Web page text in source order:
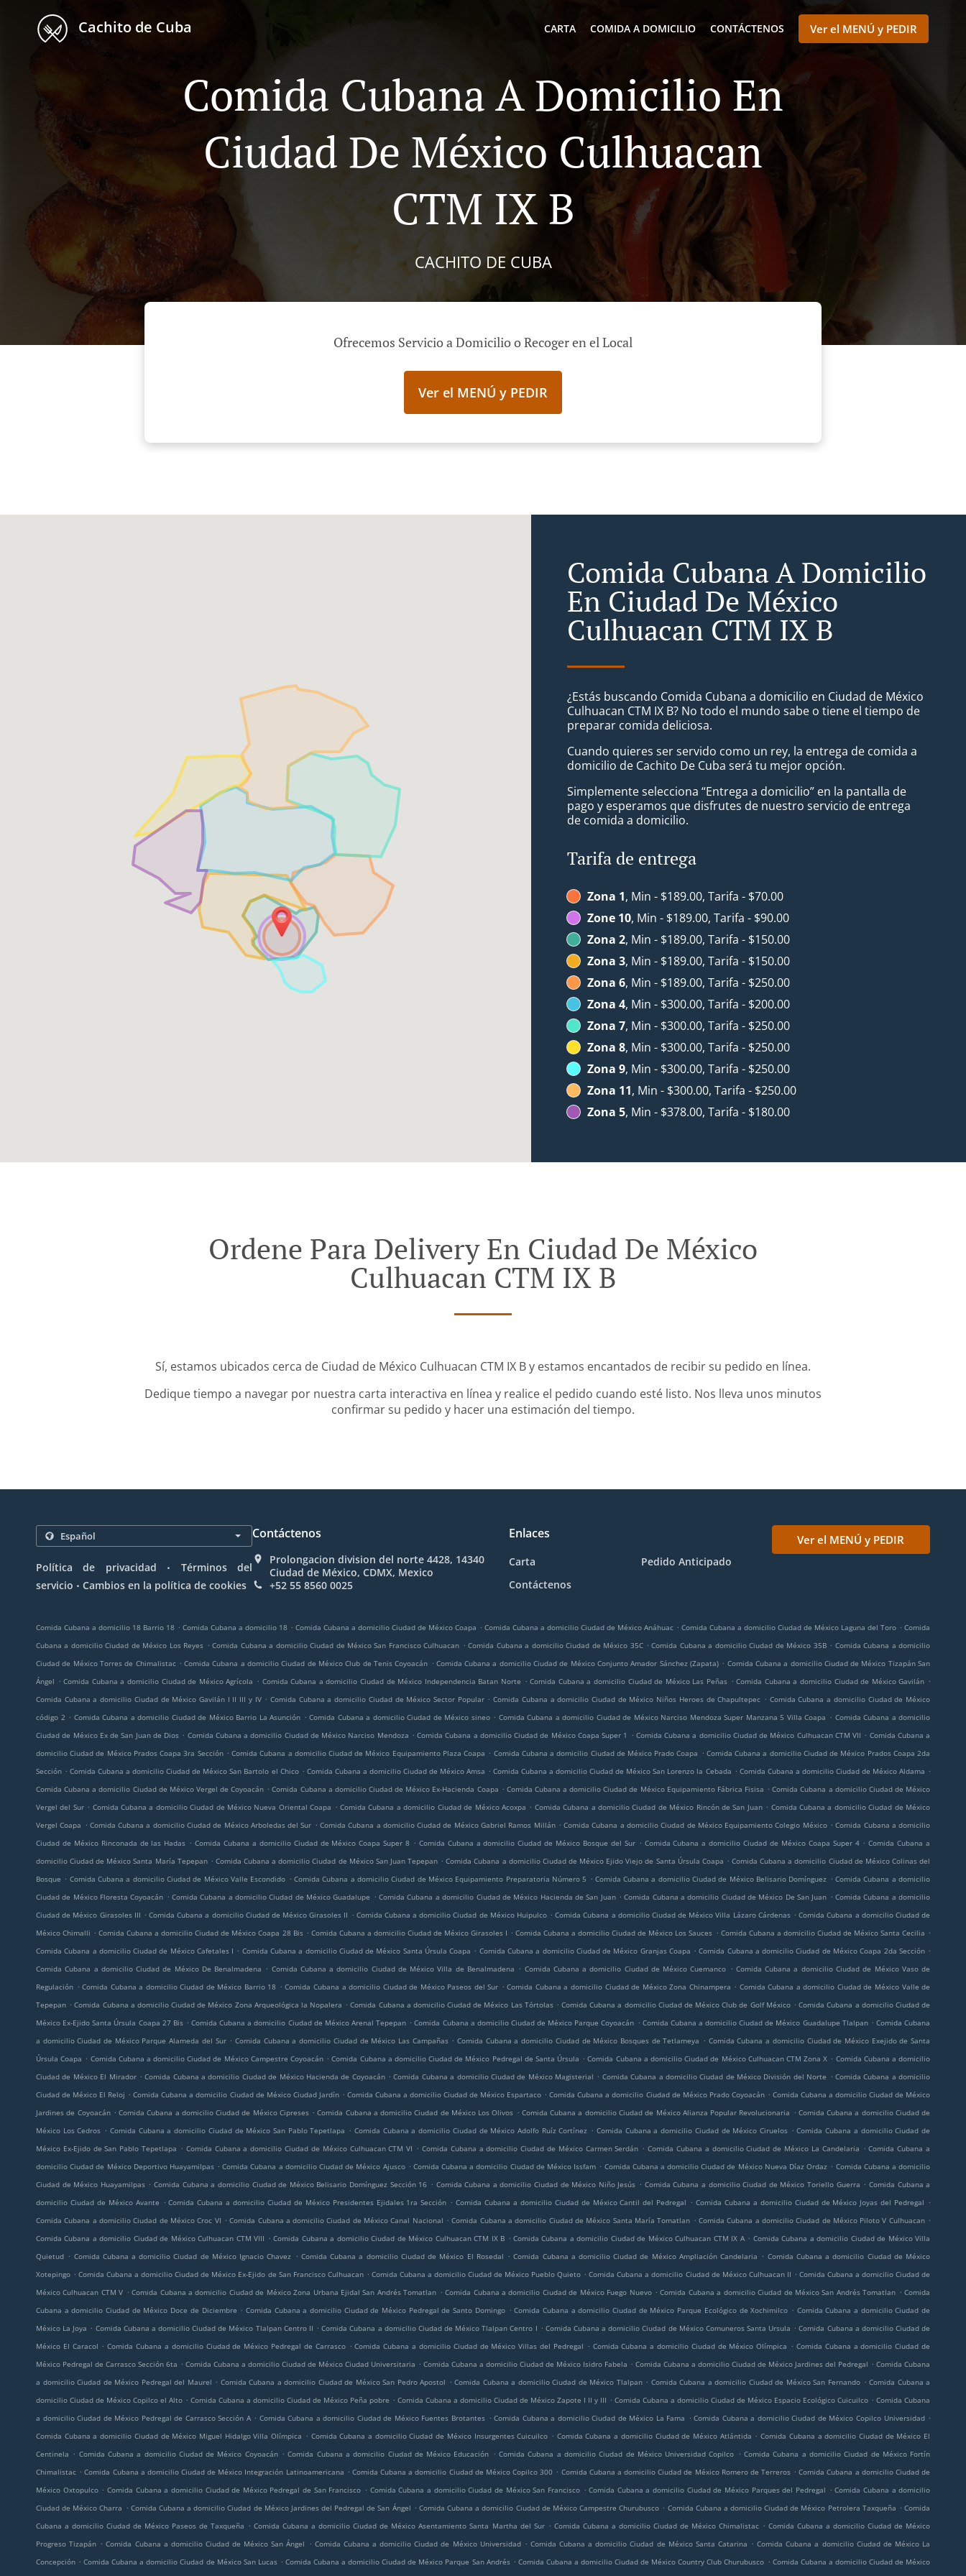
Cachito de Cuba CARTA COMIDA A DOMICILIO CONTÁCTENOS Ver el MENÚ y PEDIR
Comida Cubana A Domicilio En
Ciudad De México Culhuacan
CTM IX B
CACHITO DE CUBA
Ofrecemos Servicio a Domicilio o Recoger en el Local
Ver el MENÚ y PEDIR
Comida Cubana A Domicilio
En Ciudad De México
Culhuacan CTM IX B
¿Estás buscando Comida Cubana a domicilio en Ciudad de México
Culhuacan CTM IX B? No todo el mundo sabe o tiene el tiempo de
preparar comida deliciosa.
Cuando quieres ser servido como un rey, la entrega de comida a
domicilio de Cachito De Cuba será tu mejor opción.
Simplemente selecciona “Entrega a domicilio” en la pantalla de
pago y esperamos que disfrutes de nuestro servicio de entrega
de comida a domicilio.
Tarifa de entrega
Zona 1, Min - $189.00, Tarifa - $70.00
Zone 10, Min - $189.00, Tarifa - $90.00
Zona 2, Min - $189.00, Tarifa - $150.00
Zona 3, Min - $189.00, Tarifa - $150.00
Zona 6, Min - $189.00, Tarifa - $250.00
Zona 4, Min - $300.00, Tarifa - $200.00
Zona 7, Min - $300.00, Tarifa - $250.00
Zona 8, Min - $300.00, Tarifa - $250.00
Zona 9, Min - $300.00, Tarifa - $250.00
Zona 11, Min - $300.00, Tarifa - $250.00
Zona 5, Min - $378.00, Tarifa - $180.00
Ordene Para Delivery En Ciudad De México
Culhuacan CTM IX B
Sí, estamos ubicados cerca de Ciudad de México Culhuacan CTM IX B y estamos encantados de recibir su pedido en línea.
Dedique tiempo a navegar por nuestra carta interactiva en línea y realice el pedido cuando esté listo. Nos lleva unos minutos
confirmar su pedido y hacer una estimación del tiempo.
Política de privacidad .
Términos del
servicio . Cambios en la política de cookies
Contáctenos
Prolongacion division del norte 4428, 14340
Ciudad de México, CDMX, Mexico
+52 55 8560 0025
Enlaces
Carta
Pedido Anticipado
Contáctenos
Ver el MENÚ y PEDIR
Comida Cubana a domicilio 18 Barrio 18 . Comida Cubana a domicilio 18 . Comida Cubana a domicilio Ciudad de México Coapa . Comida Cubana a domicilio Ciudad de México Anáhuac . Comida Cubana a domicilio Ciudad de México Laguna del Toro . Comida
Cubana a domicilio Ciudad de México Los Reyes . Comida Cubana a domicilio Ciudad de México San Francisco Culhuacan . Comida Cubana a domicilio Ciudad de México 35C . Comida Cubana a domicilio Ciudad de México 35B . Comida Cubana a domicilio
Ciudad de México Torres de Chimalistac . Comida Cubana a domicilio Ciudad de México Club de Tenis Coyoacán . Comida Cubana a domicilio Ciudad de México Conjunto Amador Sánchez (Zapata) . Comida Cubana a domicilio Ciudad de México Tizapán San
Ángel . Comida Cubana a domicilio Ciudad de México Agrícola . Comida Cubana a domicilio Ciudad de México Independencia Batan Norte . Comida Cubana a domicilio Ciudad de México Las Peñas . Comida Cubana a domicilio Ciudad de México Gavilán .
Comida Cubana a domicilio Ciudad de México Gavilán I II III y IV . Comida Cubana a domicilio Ciudad de México Sector Popular . Comida Cubana a domicilio Ciudad de México Niños Heroes de Chapultepec . Comida Cubana a domicilio Ciudad de México
código 2 . Comida Cubana a domicilio Ciudad de México Barrio La Asunción . Comida Cubana a domicilio Ciudad de México sineo . Comida Cubana a domicilio Ciudad de México Narciso Mendoza Super Manzana 5 Villa Coapa . Comida Cubana a domicilio
Ciudad de México Ex de San Juan de Dios . Comida Cubana a domicilio Ciudad de México Narciso Mendoza . Comida Cubana a domicilio Ciudad de México Coapa Super 1 . Comida Cubana a domicilio Ciudad de México Culhuacan CTM VII . Comida Cubana a
domicilio Ciudad de México Prados Coapa 3ra Sección . Comida Cubana a domicilio Ciudad de México Equipamiento Plaza Coapa . Comida Cubana a domicilio Ciudad de México Prado Coapa . Comida Cubana a domicilio Ciudad de México Prados Coapa 2da
Sección . Comida Cubana a domicilio Ciudad de México San Bartolo el Chico . Comida Cubana a domicilio Ciudad de México Amsa . Comida Cubana a domicilio Ciudad de México San Lorenzo la Cebada . Comida Cubana a domicilio Ciudad de México Aldama .
Comida Cubana a domicilio Ciudad de México Vergel de Coyoacán . Comida Cubana a domicilio Ciudad de México Ex-Hacienda Coapa . Comida Cubana a domicilio Ciudad de México Equipamiento Fábrica Fisisa . Comida Cubana a domicilio Ciudad de México
Vergel del Sur . Comida Cubana a domicilio Ciudad de México Nueva Oriental Coapa . Comida Cubana a domicilio Ciudad de México Acoxpa . Comida Cubana a domicilio Ciudad de México Rincón de San Juan . Comida Cubana a domicilio Ciudad de México
Vergel Coapa . Comida Cubana a domicilio Ciudad de México Arboledas del Sur . Comida Cubana a domicilio Ciudad de México Gabriel Ramos Millán . Comida Cubana a domicilio Ciudad de México Equipamiento Colegio México . Comida Cubana a domicilio
Ciudad de México Rinconada de las Hadas . Comida Cubana a domicilio Ciudad de México Coapa Super 8 . Comida Cubana a domicilio Ciudad de México Bosque del Sur . Comida Cubana a domicilio Ciudad de México Coapa Super 4 . Comida Cubana a
domicilio Ciudad de México Santa María Tepepan . Comida Cubana a domicilio Ciudad de México San Juan Tepepan . Comida Cubana a domicilio Ciudad de México Ejido Viejo de Santa Úrsula Coapa . Comida Cubana a domicilio Ciudad de México Colinas del
Bosque . Comida Cubana a domicilio Ciudad de México Valle Escondido . Comida Cubana a domicilio Ciudad de México Equipamiento Preparatoria Número 5 . Comida Cubana a domicilio Ciudad de México Belisario Domínguez . Comida Cubana a domicilio
Ciudad de México Floresta Coyoacán . Comida Cubana a domicilio Ciudad de México Guadalupe . Comida Cubana a domicilio Ciudad de México Hacienda de San Juan . Comida Cubana a domicilio Ciudad de México De San Juan . Comida Cubana a domicilio
Ciudad de México Girasoles III . Comida Cubana a domicilio Ciudad de México Girasoles II . Comida Cubana a domicilio Ciudad de México Huipulco . Comida Cubana a domicilio Ciudad de México Villa Lázaro Cárdenas . Comida Cubana a domicilio Ciudad de
México Chimalli . Comida Cubana a domicilio Ciudad de México Coapa 28 Bis . Comida Cubana a domicilio Ciudad de México Girasoles I . Comida Cubana a domicilio Ciudad de México Los Sauces . Comida Cubana a domicilio Ciudad de México Santa Cecilia .
Comida Cubana a domicilio Ciudad de México Cafetales I . Comida Cubana a domicilio Ciudad de México Santa Úrsula Coapa . Comida Cubana a domicilio Ciudad de México Granjas Coapa . Comida Cubana a domicilio Ciudad de México Coapa 2da Sección .
Comida Cubana a domicilio Ciudad de México De Benalmadena . Comida Cubana a domicilio Ciudad de México Villa de Benalmadena . Comida Cubana a domicilio Ciudad de México Cuemanco . Comida Cubana a domicilio Ciudad de México Vaso de
Regulación . Comida Cubana a domicilio Ciudad de México Barrio 18 . Comida Cubana a domicilio Ciudad de México Paseos del Sur . Comida Cubana a domicilio Ciudad de México Zona Chinampera . Comida Cubana a domicilio Ciudad de México Valle de
Tepepan . Comida Cubana a domicilio Ciudad de México Zona Arqueológica la Nopalera . Comida Cubana a domicilio Ciudad de México Las Tórtolas . Comida Cubana a domicilio Ciudad de México Club de Golf México . Comida Cubana a domicilio Ciudad de
México Ex-Ejido Santa Úrsula Coapa 27 Bis . Comida Cubana a domicilio Ciudad de México Arenal Tepepan . Comida Cubana a domicilio Ciudad de México Parque Coyoacán . Comida Cubana a domicilio Ciudad de México Guadalupe Tlalpan . Comida Cubana
a domicilio Ciudad de México Parque Alameda del Sur . Comida Cubana a domicilio Ciudad de México Las Campañas . Comida Cubana a domicilio Ciudad de México Bosques de Tetlameya . Comida Cubana a domicilio Ciudad de México Exejido de Santa
Úrsula Coapa . Comida Cubana a domicilio Ciudad de México Campestre Coyoacán . Comida Cubana a domicilio Ciudad de México Pedregal de Santa Úrsula . Comida Cubana a domicilio Ciudad de México Culhuacan CTM Zona X . Comida Cubana a domicilio
Ciudad de México El Mirador . Comida Cubana a domicilio Ciudad de México Hacienda de Coyoacán . Comida Cubana a domicilio Ciudad de México Magisterial . Comida Cubana a domicilio Ciudad de México División del Norte . Comida Cubana a domicilio
Ciudad de México El Reloj . Comida Cubana a domicilio Ciudad de México Ciudad Jardín . Comida Cubana a domicilio Ciudad de México Espartaco . Comida Cubana a domicilio Ciudad de México Prado Coyoacán . Comida Cubana a domicilio Ciudad de México
Jardines de Coyoacán . Comida Cubana a domicilio Ciudad de México Cipreses . Comida Cubana a domicilio Ciudad de México Los Olivos . Comida Cubana a domicilio Ciudad de México Alianza Popular Revolucionaria . Comida Cubana a domicilio Ciudad de
México Los Cedros . Comida Cubana a domicilio Ciudad de México San Pablo Tepetlapa . Comida Cubana a domicilio Ciudad de México Adolfo Ruíz Cortínez . Comida Cubana a domicilio Ciudad de México Ciruelos . Comida Cubana a domicilio Ciudad de
México Ex-Ejido de San Pablo Tepetlapa . Comida Cubana a domicilio Ciudad de México Culhuacan CTM VI . Comida Cubana a domicilio Ciudad de México Carmen Serdán . Comida Cubana a domicilio Ciudad de México La Candelaria . Comida Cubana a
domicilio Ciudad de México Deportivo Huayamilpas . Comida Cubana a domicilio Ciudad de México Ajusco . Comida Cubana a domicilio Ciudad de México Issfam . Comida Cubana a domicilio Ciudad de México Nueva Díaz Ordaz . Comida Cubana a domicilio
Ciudad de México Huayamilpas . Comida Cubana a domicilio Ciudad de México Belisario Domínguez Sección 16 . Comida Cubana a domicilio Ciudad de México Niño Jesús . Comida Cubana a domicilio Ciudad de México Toriello Guerra . Comida Cubana a
domicilio Ciudad de México Avante . Comida Cubana a domicilio Ciudad de México Presidentes Ejidales 1ra Sección . Comida Cubana a domicilio Ciudad de México Cantil del Pedregal . Comida Cubana a domicilio Ciudad de México Joyas del Pedregal .
Comida Cubana a domicilio Ciudad de México Croc VI . Comida Cubana a domicilio Ciudad de México Canal Nacional . Comida Cubana a domicilio Ciudad de México Santa María Tomatlan . Comida Cubana a domicilio Ciudad de México Piloto V Culhuacan .
Comida Cubana a domicilio Ciudad de México Culhuacan CTM VIII . Comida Cubana a domicilio Ciudad de México Culhuacan CTM IX B . Comida Cubana a domicilio Ciudad de México Culhuacan CTM IX A . Comida Cubana a domicilio Ciudad de México Villa
Quietud . Comida Cubana a domicilio Ciudad de México Ignacio Chavez . Comida Cubana a domicilio Ciudad de México El Rosedal . Comida Cubana a domicilio Ciudad de México Ampliación Candelaria . Comida Cubana a domicilio Ciudad de México
Xotepingo . Comida Cubana a domicilio Ciudad de México Ex-Ejido de San Francisco Culhuacan . Comida Cubana a domicilio Ciudad de México Pueblo Quieto . Comida Cubana a domicilio Ciudad de México Culhuacan II . Comida Cubana a domicilio Ciudad de
México Culhuacan CTM V . Comida Cubana a domicilio Ciudad de México Zona Urbana Ejidal San Andrés Tomatlan . Comida Cubana a domicilio Ciudad de México Fuego Nuevo . Comida Cubana a domicilio Ciudad de México San Andrés Tomatlan . Comida
Cubana a domicilio Ciudad de México Doce de Diciembre . Comida Cubana a domicilio Ciudad de México Pedregal de Santo Domingo . Comida Cubana a domicilio Ciudad de México Parque Ecológico de Xochimilco . Comida Cubana a domicilio Ciudad de
México La Joya . Comida Cubana a domicilio Ciudad de México Tlalpan Centro II . Comida Cubana a domicilio Ciudad de México Tlalpan Centro I . Comida Cubana a domicilio Ciudad de México Comuneros Santa Ursula . Comida Cubana a domicilio Ciudad de
México El Caracol . Comida Cubana a domicilio Ciudad de México Pedregal de Carrasco . Comida Cubana a domicilio Ciudad de México Villas del Pedregal . Comida Cubana a domicilio Ciudad de México Olímpica . Comida Cubana a domicilio Ciudad de
México Pedregal de Carrasco Sección 6ta . Comida Cubana a domicilio Ciudad de México Ciudad Universitaria . Comida Cubana a domicilio Ciudad de México Isidro Fabela . Comida Cubana a domicilio Ciudad de México Jardines del Pedregal . Comida Cubana
a domicilio Ciudad de México Pedregal del Maurel . Comida Cubana a domicilio Ciudad de México San Pedro Apostol . Comida Cubana a domicilio Ciudad de México Tlalpan . Comida Cubana a domicilio Ciudad de México San Fernando . Comida Cubana a
domicilio Ciudad de México Copilco el Alto . Comida Cubana a domicilio Ciudad de México Peña pobre . Comida Cubana a domicilio Ciudad de México Zapote I II y III . Comida Cubana a domicilio Ciudad de México Espacio Ecológico Cuicuilco . Comida Cubana
a domicilio Ciudad de México Pedregal de Carrasco Sección A . Comida Cubana a domicilio Ciudad de México Fuentes Brotantes . Comida Cubana a domicilio Ciudad de México La Fama . Comida Cubana a domicilio Ciudad de México Copilco Universidad .
Comida Cubana a domicilio Ciudad de México Miguel Hidalgo Villa Olímpica . Comida Cubana a domicilio Ciudad de México Insurgentes Cuicuilco . Comida Cubana a domicilio Ciudad de México Atlántida . Comida Cubana a domicilio Ciudad de México El
Centinela . Comida Cubana a domicilio Ciudad de México Coyoacán . Comida Cubana a domicilio Ciudad de México Educación . Comida Cubana a domicilio Ciudad de México Universidad Copilco . Comida Cubana a domicilio Ciudad de México Fortín
Chimalistac . Comida Cubana a domicilio Ciudad de México Integración Latinoamericana . Comida Cubana a domicilio Ciudad de México Copilco 300 . Comida Cubana a domicilio Ciudad de México Romero de Terreros . Comida Cubana a domicilio Ciudad de
México Oxtopulco . Comida Cubana a domicilio Ciudad de México Pedregal de San Francisco . Comida Cubana a domicilio Ciudad de México San Francisco . Comida Cubana a domicilio Ciudad de México Parques del Pedregal . Comida Cubana a domicilio
Ciudad de México Charra . Comida Cubana a domicilio Ciudad de México Jardines del Pedregal de San Ángel . Comida Cubana a domicilio Ciudad de México Campestre Churubusco . Comida Cubana a domicilio Ciudad de México Petrolera Taxqueña . Comida
Cubana a domicilio Ciudad de México Paseos de Taxqueña . Comida Cubana a domicilio Ciudad de México Asentamiento Santa Martha del Sur . Comida Cubana a domicilio Ciudad de México Chimalistac . Comida Cubana a domicilio Ciudad de México
Progreso Tizapán . Comida Cubana a domicilio Ciudad de México San Ángel . Comida Cubana a domicilio Ciudad de México Universidad . Comida Cubana a domicilio Ciudad de México Santa Catarina . Comida Cubana a domicilio Ciudad de México La
Concepción . Comida Cubana a domicilio Ciudad de México San Lucas . Comida Cubana a domicilio Ciudad de México Parque San Andrés . Comida Cubana a domicilio Ciudad de México Country Club Churubusco . Comida Cubana a domicilio Ciudad de México